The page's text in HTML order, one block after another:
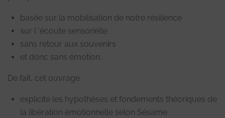
basée sur la mobilisation de notre résilience
sur l ‘écoute sensorielle
sans retour aux souvenirs
et donc sans émotion.
De fait, cet ouvrage :
explicite les hypothèses et fondements théoriques de
la libération émotionnelle selon Sésame